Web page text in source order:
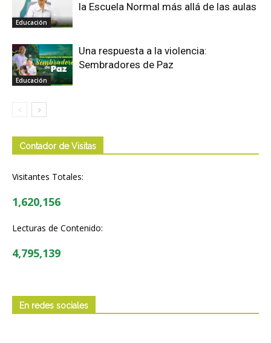
Educación
la Escuela Normal más allá de las aulas
Educación
Una respuesta a la violencia:
Sembradores de Paz
Contador de Visitas
Visitantes Totales:
1,620,156
Lecturas de Contenido:
4,795,139
En redes sociales